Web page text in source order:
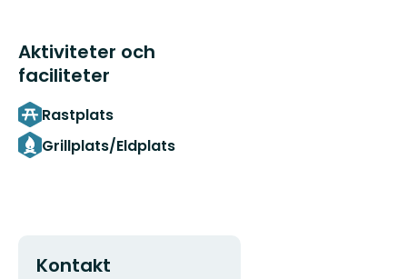
Aktiviteter och
faciliteter
Rastplats
Grillplats/Eldplats
Kontakt